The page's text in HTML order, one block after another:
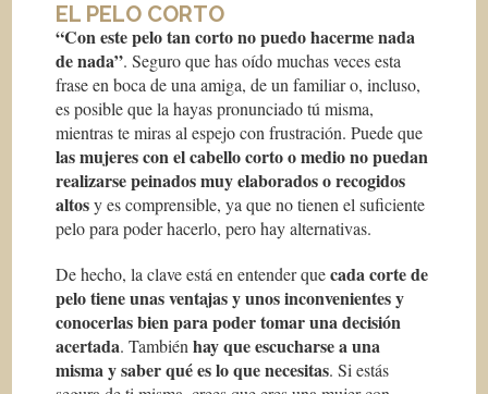
EL PELO CORTO
“Con este pelo tan corto no puedo hacerme nada
de nada”. Seguro que has oído muchas veces esta
frase en boca de una amiga, de un familiar o, incluso,
es posible que la hayas pronunciado tú misma,
mientras te miras al espejo con frustración. Puede que
las mujeres con el cabello corto o medio no puedan
realizarse peinados muy elaborados o recogidos
altosy es comprensible, ya que no tienen el suficiente
pelo para poder hacerlo, pero hay alternativas.
De hecho, la clave está en entender quecada corte de
pelo tiene unas ventajas y unos inconvenientes y
conocerlas bien para poder tomar una decisión
acertada. Tambiénhay que escucharse a una
misma y saber qué es lo que necesitas. Si estás